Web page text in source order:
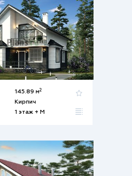
145.89 м2
Кирпич
1 этаж + М